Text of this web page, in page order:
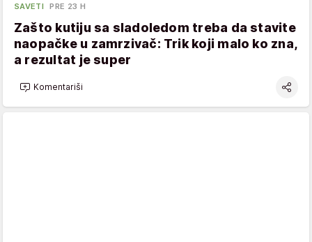
SAVETI PRE 23 H
Zašto kutiju sa sladoledom treba da stavite
naopačke u zamrzivač: Trik koji malo ko zna,
a rezultat je super
Komentariši